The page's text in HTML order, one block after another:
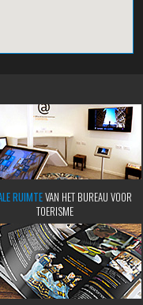
RUIMTEVAN HET BUREAU VOOR
TOERISME